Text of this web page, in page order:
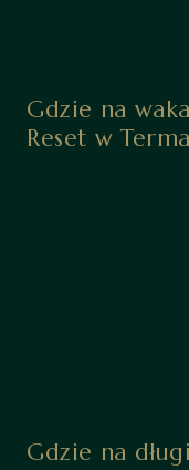
Gdzie na
Reset w
Gdzie na